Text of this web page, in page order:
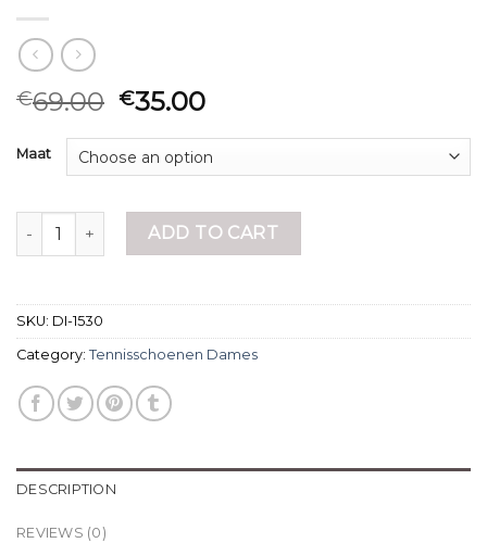
€69.00 €35.00
Maat
tennisschoenen dames quantity
ADD TO CART
SKU: DI-1530
Category: Tennisschoenen Dames
DESCRIPTION
REVIEWS (0)